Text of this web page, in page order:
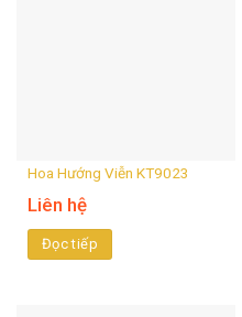
Hoa Hướng Viễn KT9023
Liên hệ
Đọc tiếp